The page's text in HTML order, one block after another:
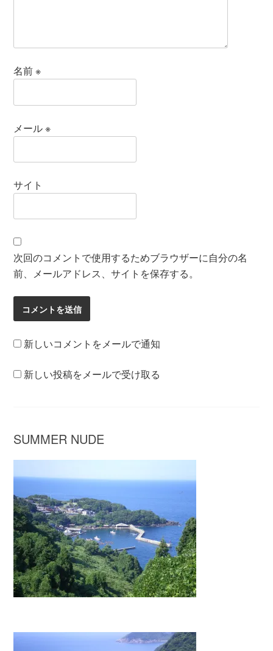
名前※
メール※
サイト
次回のコメントで使用するためブラウザーに自分の名
前、メールアドレス、サイトを保存する。
新しいコメントをメールで通知
新しい投稿をメールで受け取る
SUMMER NUDE